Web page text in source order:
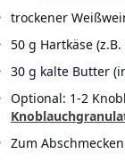
trockener
50 g Hartkäse
30 g kalte Butter
Optional: 1-2
Zum